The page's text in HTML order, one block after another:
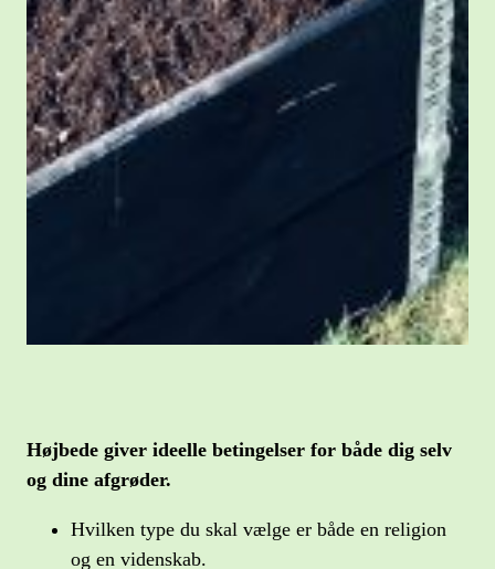
Højbede giver ideelle betingelser for både dig selv
og dine afgrøder.
Hvilken type du skal vælge er både en religion
og en videnskab.